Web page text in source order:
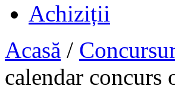
Achiziții
Acasă /
calendar concurs